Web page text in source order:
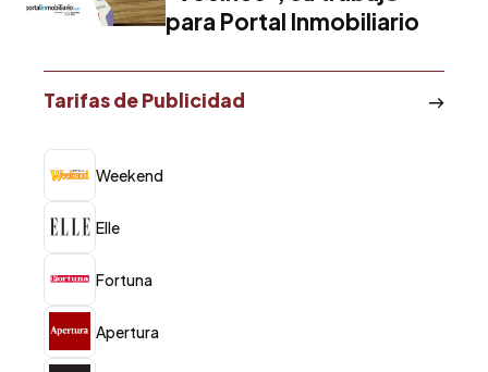
para Portal Inmobiliario
Tarifas de Publicidad
Weekend
Elle
Fortuna
Apertura